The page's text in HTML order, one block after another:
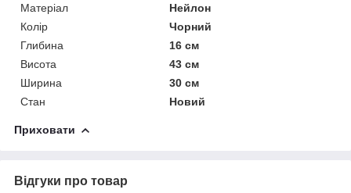
Матеріал
Нейлон
Колір
Чорний
Глибина
16 см
Висота
43 см
Ширина
30 см
Стан
Новий
Приховати
Відгуки про товар